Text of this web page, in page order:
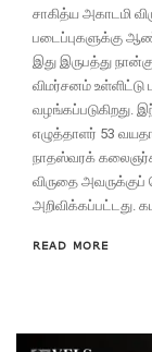
சாகித்ய அகாடமி
படைப்புகளுக்கு
இது இருபத்து
விமர்சனம்
வழங்கப்படுகிறது.
எழுத்தாளர் 53
நாதஸ்வரக்
விருதை அவருக்குப்
அறிவிக்கப்பட்டது.
READ MORE